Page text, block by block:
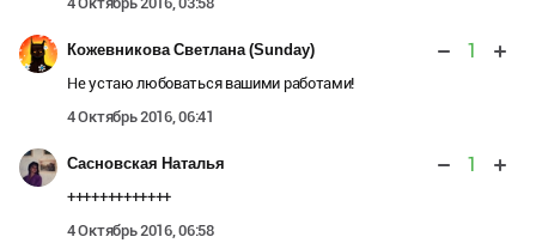
Кожевникова Светлана (Sunday) 1
Не устаю любоваться вашими работами!
4 Октябрь 2016, 06:41
Сасновская Наталья 1
+++++++++++++
4 Октябрь 2016, 06:58